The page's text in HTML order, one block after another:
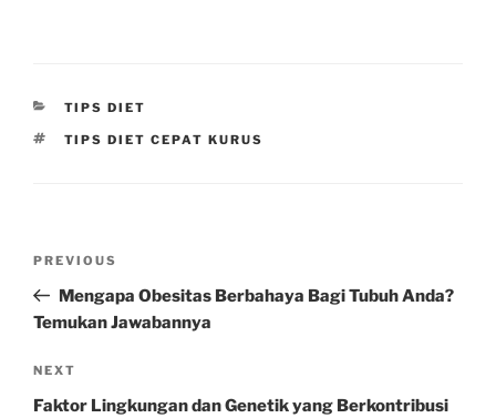
CATEGORIES
TIPS DIET
TAGS
TIPS DIET CEPAT KURUS
Previous
Post
PREVIOUS
Mengapa Obesitas Berbahaya Bagi Tubuh Anda?
Temukan Jawabannya
Next
Post
NEXT
Faktor Lingkungan dan Genetik yang Berkontribusi